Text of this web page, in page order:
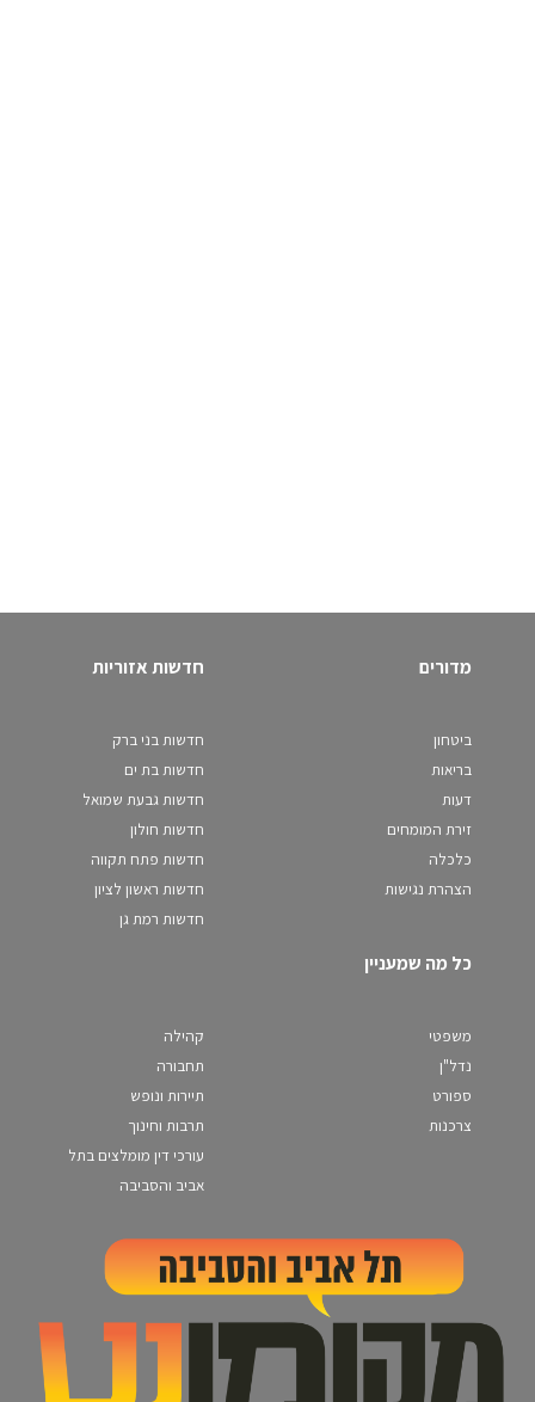
מדורים
ביטחון
בריאות
דעות
זירת המומחים
כלכלה
הצהרת נגישות
חדשות אזוריות
חדשות בני ברק
חדשות בת ים
חדשות גבעת שמואל
חדשות חולון
חדשות פתח תקווה
חדשות ראשון לציון
חדשות רמת גן
כל מה שמעניין
משפטי
נדל"ן
ספורט
צרכנות
קהילה
תחבורה
תיירות ונופש
תרבות וחינוך
עורכי דין מומלצים בתל
אביב והסביבה